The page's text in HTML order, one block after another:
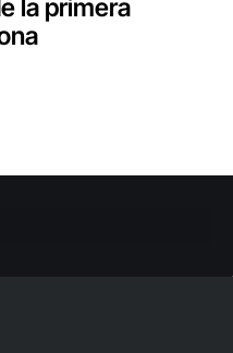
la primera